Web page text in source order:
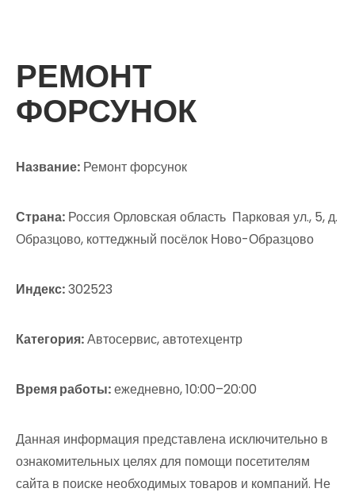
РЕМОНТ
ФОРСУНОК
Название: Ремонт форсунок
Страна: Россия Орловская область Парковая ул., 5, д.
Образцово, коттеджный посёлок Ново-Образцово
Индекс:302523
Категория:Автосервис, автотехцентр
Время работы:ежедневно, 10:00–20:00
Данная информация представлена исключительно в
ознакомительных целях для помощи посетителям
сайта в поиске необходимых товаров и компаний. Не